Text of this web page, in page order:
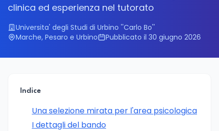
clinica ed esperienza nel tutorato
Universita' degli Studi di Urbino ''Carlo Bo''
Marche, Pesaro e Urbino
Pubblicato il 30 giugno 2026
Indice
Una selezione mirata per l'area psicologica
I dettagli del bando